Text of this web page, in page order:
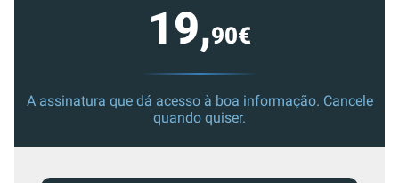
19,90€
A assinatura que dá acesso à boa informação. Cancele
quando quiser.